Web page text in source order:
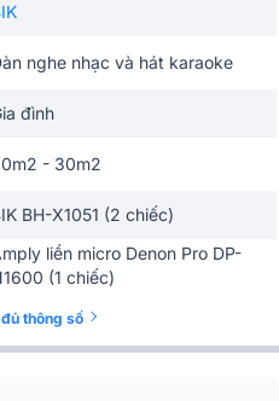
nghe nhạc và hát karaoke
đình
- 30m2
BH-X1051 (2 chiếc)
liền micro Denon Pro DP-
(1 chiếc)
thông số